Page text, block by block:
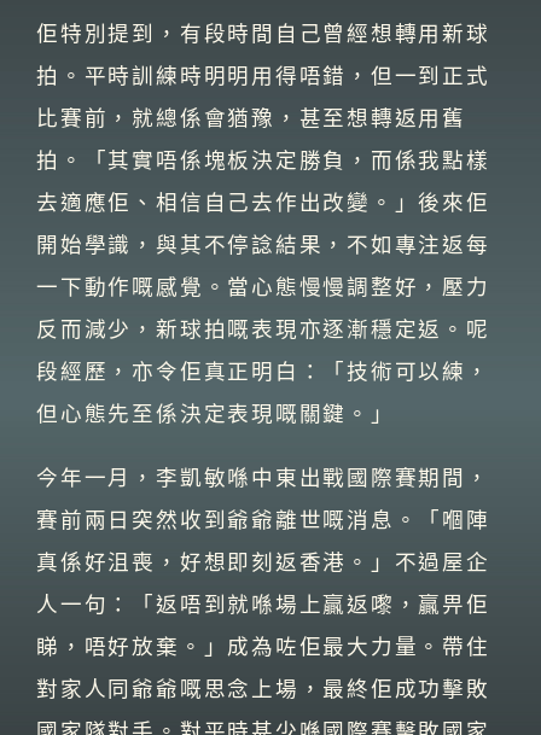
佢特別提到，有段時間自己曾經想轉用新球
拍。平時訓練時明明用得唔錯，但一到正式
比賽前，就總係會猶豫，甚至想轉返用舊
拍。「其實唔係塊板決定勝負，而係我點樣
去適應佢、相信自己去作出改變。」後來佢
開始學識，與其不停諗結果，不如專注返每
一下動作嘅感覺。當心態慢慢調整好，壓力
反而減少，新球拍嘅表現亦逐漸穩定返。呢
段經歷，亦令佢真正明白：「技術可以練，
但心態先至係決定表現嘅關鍵。」
今年一月，李凱敏喺中東出戰國際賽期間，
賽前兩日突然收到爺爺離世嘅消息。「嗰陣
真係好沮喪，好想即刻返香港。」不過屋企
人一句：「返唔到就喺場上贏返嚟，贏畀佢
睇，唔好放棄。」成為咗佢最大力量。帶住
對家人同爺爺嘅思念上場，最終佢成功擊敗